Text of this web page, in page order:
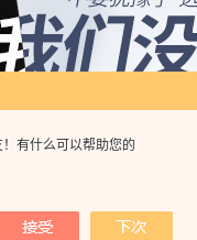
有什么可以帮助您的
不同，超声衰减粒度仪的安装